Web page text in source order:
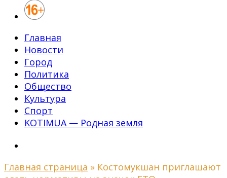
Главная
Новости
Город
Политика
Общество
Культура
Спорт
KOTIMUA — Родная земля
Главная страница » Костомукшан приглашают